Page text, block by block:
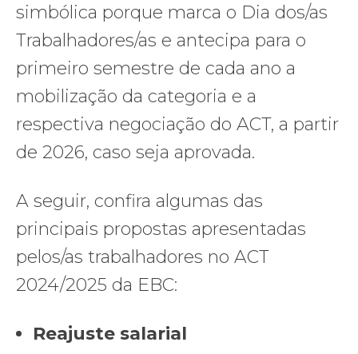
simbólica porque marca o Dia dos/as
Trabalhadores/as e antecipa para o
primeiro semestre de cada ano a
mobilização da categoria e a
respectiva negociação do ACT, a partir
de 2026, caso seja aprovada.
A seguir, confira algumas das
principais propostas apresentadas
pelos/as trabalhadores no ACT
2024/2025 da EBC:
Reajuste salarial